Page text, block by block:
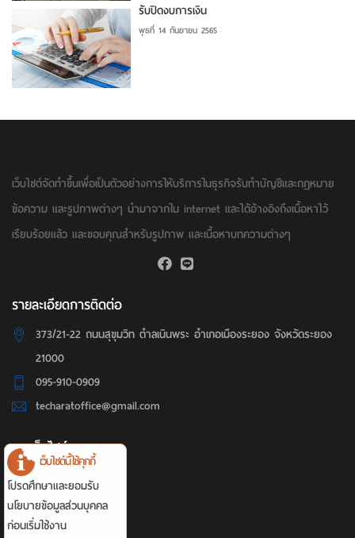
รับปิดงบการเงิน
พุธที่ 14 กันยายน 2565
เว็บไซต์จัดทำขึ้นเพื่อเป็นตัวอย่างการให้บริการในธุรกิจรับทำบัญชีและกฏหมาย
ข้อความ และรูปภาพต่างๆ นำมาจากใน internet และได้อ้างอิงถึงเนื้อหาไว้
เรียบร้อยแล้ว และขอบคุณสำหรับรูปภาพ และเนื้อหาบทความต่างๆ
รายละเอียดการติดต่อ
373/21-22 ถนนสุขุมวิท ตำลเนินพระ อำเภอเมืองระยอง จังหวัดระยอง
21000
095-910-0909
techaratoffice@gmail.com
เมนูเว็บไซต์
หน้าหลัก
รายการทั้งหมด
เกี่ยวกับเรา
เว็บไซต์นี้ใช้คุกกี้
โปรดศึกษาและยอมรับ
นโยบายข้อมูลส่วนบุคคล
ก่อนเริ่มใช้งาน